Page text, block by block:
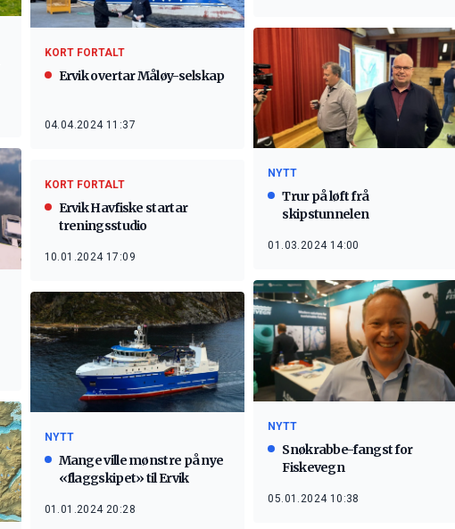
KORT FORTALT
Ervik overtar Måløy-selskap
04.04.2024 11:37
NYTT
Trur på løft frå
skipstunnelen
01.03.2024 14:00
KORT FORTALT
Ervik Havfiske startar
treningsstudio
10.01.2024 17:09
NYTT
Snøkrabbe-fangst for
Fiskevegn
05.01.2024 10:38
NYTT
Mange ville mønstre på nye
«flaggskipet» til Ervik
01.01.2024 20:28